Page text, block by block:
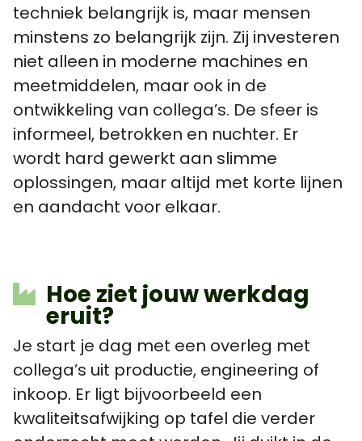
techniek belangrijk is, maar mensen
minstens zo belangrijk zijn. Zij investeren
niet alleen in moderne machines en
meetmiddelen, maar ook in de
ontwikkeling van collega’s. De sfeer is
informeel, betrokken en nuchter. Er
wordt hard gewerkt aan slimme
oplossingen, maar altijd met korte lijnen
en aandacht voor elkaar.
Hoe ziet jouw werkdag
eruit?
Je start je dag met een overleg met
collega’s uit productie, engineering of
inkoop. Er ligt bijvoorbeeld een
kwaliteitsafwijking op tafel die verder